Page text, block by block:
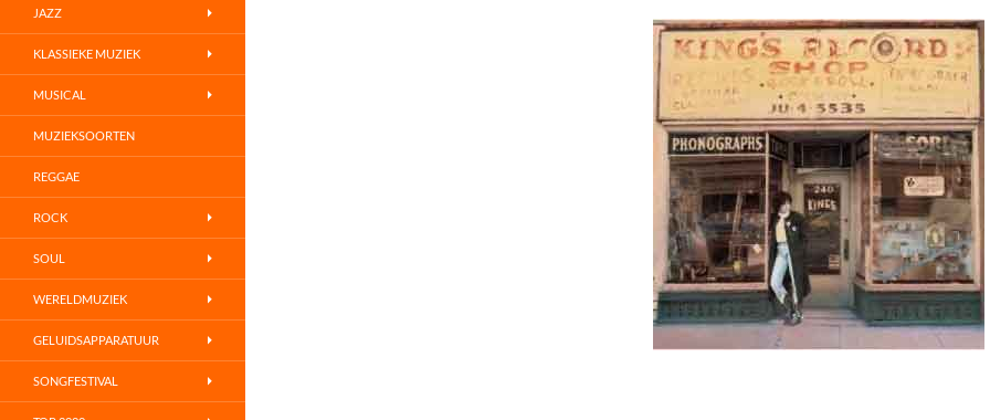
JAZZ
KLASSIEKE MUZIEK
MUSICAL
MUZIEKSOORTEN
REGGAE
ROCK
SOUL
WERELDMUZIEK
GELUIDSAPPARATUUR
SONGFESTIVAL